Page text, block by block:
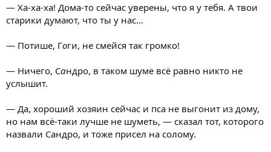
— Ха-ха-ха! Дома-то сейчас уверены, что я у тебя. А твои
старики думают, что ты у нас…
— Потише, Гоги, не смейся так громко!
— Ничего, Сандро, в таком шуме всё равно никто не
услышит.
— Да, хороший хозяин сейчас и пса не выгонит из дому,
но нам всё-таки лучше не шуметь, — сказал тот, которого
назвали Сандро, и тоже присел на солому.